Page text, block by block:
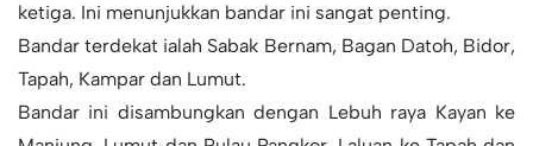
ketiga. Ini menunjukkan bandar ini sangat penting.
Bandar terdekat ialah Sabak Bernam, Bagan Datoh, Bidor,
Tapah, Kampar dan Lumut.
Bandar ini disambungkan dengan Lebuh raya Kayan ke